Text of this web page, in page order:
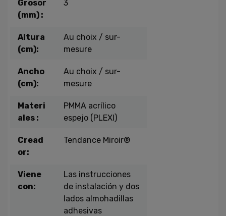
Grosor
(mm) :
3
Altura
(cm):
Au choix / sur-
mesure
Ancho
(cm):
Au choix / sur-
mesure
Materi
ales :
PMMA acrílico
espejo (PLEXI)
Cread
or:
Tendance Miroir®
Viene
con:
Las instrucciones
de instalación y dos
lados almohadillas
adhesivas